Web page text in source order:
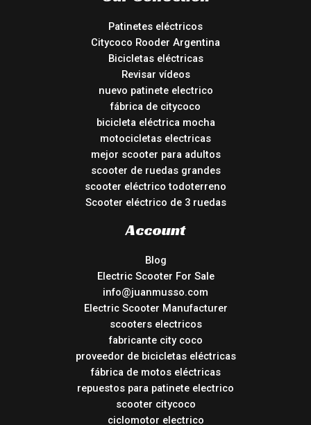
Patinetes eléctricos
Citycoco Rooder Argentina
Bicicletas eléctricas
Revisar vídeos
nuevo patinete electrico
fábrica de citycoco
bicicleta eléctrica mocha
motocicletas electricas
mejor scooter para adultos
scooter de ruedas grandes
scooter eléctrico todoterreno
Scooter eléctrico de 3 ruedas
Account
Blog
Electric Scooter For Sale
info@juanmusso.com
Electric Scooter Manufacturer
scooters electricos
fabricante city coco
proveedor de bicicletas eléctricas
fábrica de motos eléctricas
repuestos para patinete electrico
scooter citycoco
ciclomotor electrico